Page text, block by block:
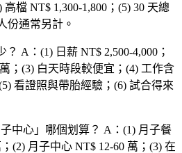
高檔 NT$ 1,300-1,800；(5) 30 天總
份通常另計。
？ A：(1) 日薪 NT$ 2,500-4,000；
；(3) 白天時段較便宜；(4) 工作含
看證照與帶胎經驗；(6) 試合得來
中心 」哪個划算？ A：(1) 月子餐
(2) 月子中心 NT$ 12-60 萬；(3) 在